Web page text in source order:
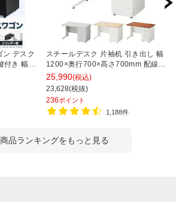
ン デスク
付き 幅
ホワイ
スチールデスク 片袖机 引き出し 幅
1200×奥行700×高さ700mm 配線穴
事務机 ビジネスデスク
25,990(税込)
23,628(税抜)
236ポイント
1,188件
品ランキングをもっと見る